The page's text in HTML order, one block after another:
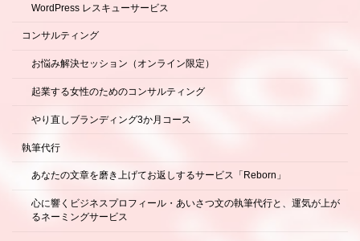
WordPress レスキューサービス
コンサルティング
お悩み解決セッション（オンライン限定）
起業する女性のためのコンサルティング
やり直しブランディング3か月コース
執筆代行
あなたの文章を磨き上げてお返しするサービス「Reborn」
心に響くビジネスプロフィール・あいさつ文の執筆代行と、運気が上が
るネーミングサービス